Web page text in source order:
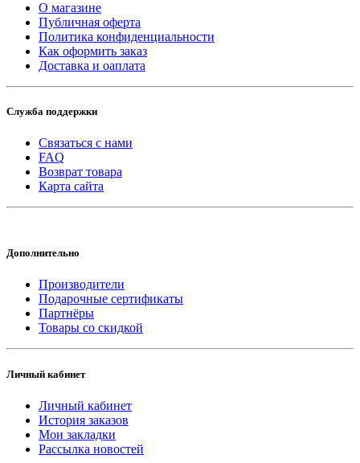
О магазине
Публичная оферта
Политика конфиденциальности
Как оформить заказ
Доставка и оаплата
Служба поддержки
Связаться с нами
FAQ
Возврат товара
Карта сайта
Дополнительно
Производители
Подарочные сертификаты
Партнёры
Товары со скидкой
Личный кабинет
Личный кабинет
История заказов
Мои закладки
Рассылка новостей